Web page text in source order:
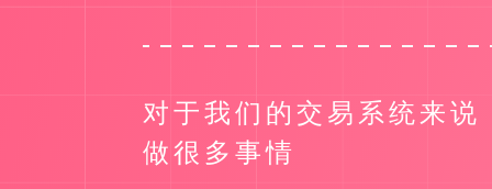
对于我们的交易系统来说
做很多事情